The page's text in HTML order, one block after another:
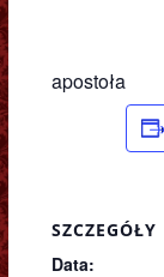
apostoła
SZCZEGÓŁY
Data: